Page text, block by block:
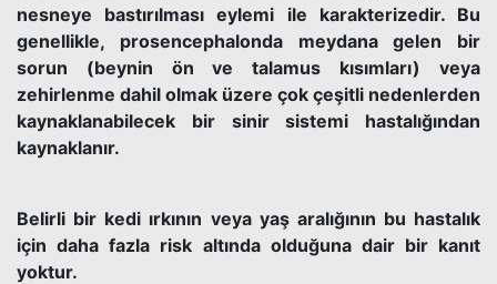
nesneye bastırılması eylemi ile karakterizedir. Bu
genellikle, prosencephalonda meydana gelen bir
sorun (beynin ön ve talamus kısımları) veya
zehirlenme dahil olmak üzere çok çeşitli nedenlerden
kaynaklanabilecek bir sinir sistemi hastalığından
kaynaklanır.
Belirli bir kedi ırkının veya yaş aralığının bu hastalık
için daha fazla risk altında olduğuna dair bir kanıt
yoktur.